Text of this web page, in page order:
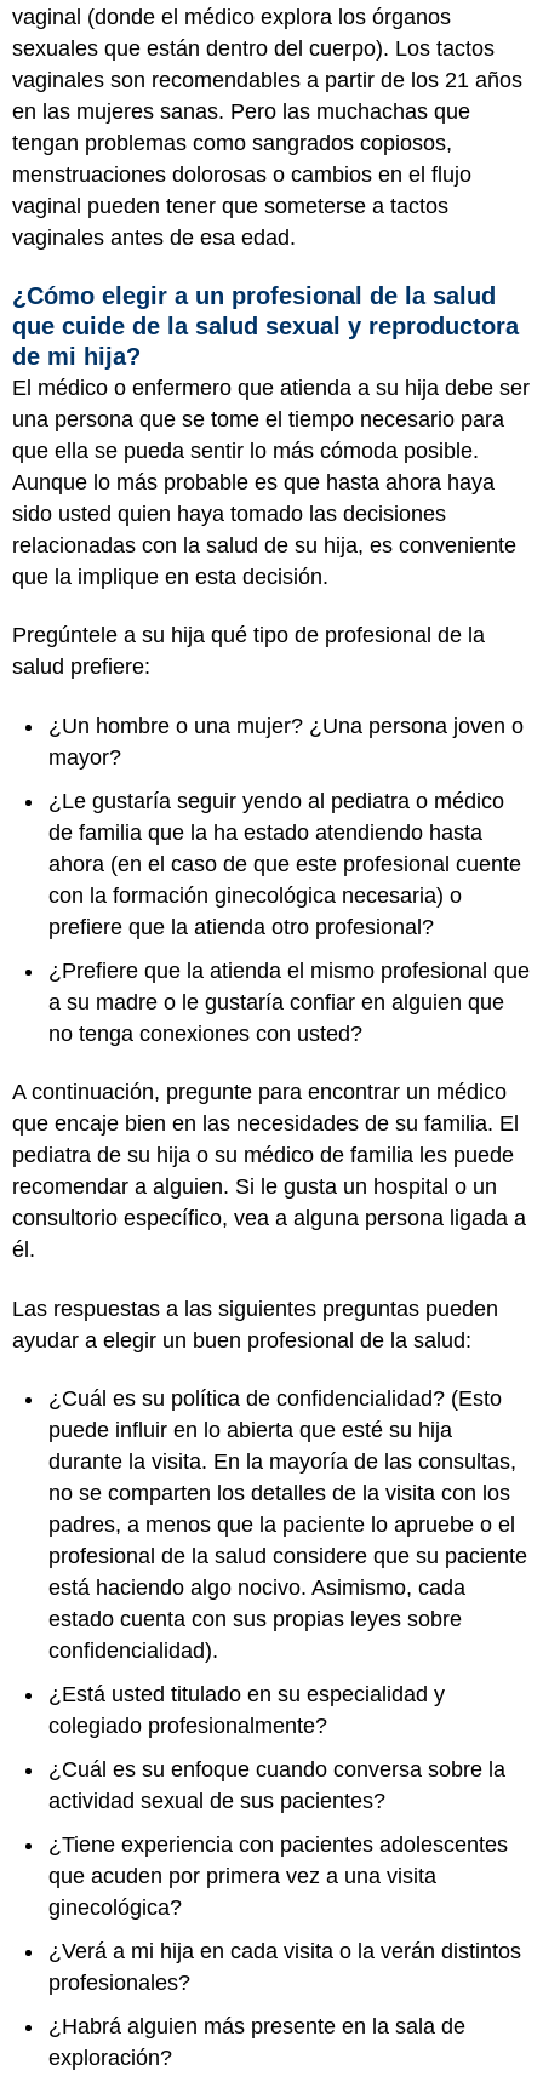
vaginal (donde el médico explora los órganos
sexuales que están dentro del cuerpo). Los tactos
vaginales son recomendables a partir de los 21 años
en las mujeres sanas. Pero las muchachas que
tengan problemas como sangrados copiosos,
menstruaciones dolorosas o cambios en el flujo
vaginal pueden tener que someterse a tactos
vaginales antes de esa edad.
¿Cómo elegir a un profesional de la salud
que cuide de la salud sexual y reproductora
de mi hija?
El médico o enfermero que atienda a su hija debe ser
una persona que se tome el tiempo necesario para
que ella se pueda sentir lo más cómoda posible.
Aunque lo más probable es que hasta ahora haya
sido usted quien haya tomado las decisiones
relacionadas con la salud de su hija, es conveniente
que la implique en esta decisión.
Pregúntele a su hija qué tipo de profesional de la
salud prefiere:
¿Un hombre o una mujer? ¿Una persona joven o
mayor?
¿Le gustaría seguir yendo al pediatra o médico
de familia que la ha estado atendiendo hasta
ahora (en el caso de que este profesional cuente
con la formación ginecológica necesaria) o
prefiere que la atienda otro profesional?
¿Prefiere que la atienda el mismo profesional que
a su madre o le gustaría confiar en alguien que
no tenga conexiones con usted?
A continuación, pregunte para encontrar un médico
que encaje bien en las necesidades de su familia. El
pediatra de su hija o su médico de familia les puede
recomendar a alguien. Si le gusta un hospital o un
consultorio específico, vea a alguna persona ligada a
él.
Las respuestas a las siguientes preguntas pueden
ayudar a elegir un buen profesional de la salud:
¿Cuál es su política de confidencialidad? (Esto
puede influir en lo abierta que esté su hija
durante la visita. En la mayoría de las consultas,
no se comparten los detalles de la visita con los
padres, a menos que la paciente lo apruebe o el
profesional de la salud considere que su paciente
está haciendo algo nocivo. Asimismo, cada
estado cuenta con sus propias leyes sobre
confidencialidad).
¿Está usted titulado en su especialidad y
colegiado profesionalmente?
¿Cuál es su enfoque cuando conversa sobre la
actividad sexual de sus pacientes?
¿Tiene experiencia con pacientes adolescentes
que acuden por primera vez a una visita
ginecológica?
¿Verá a mi hija en cada visita o la verán distintos
profesionales?
¿Habrá alguien más presente en la sala de
exploración?